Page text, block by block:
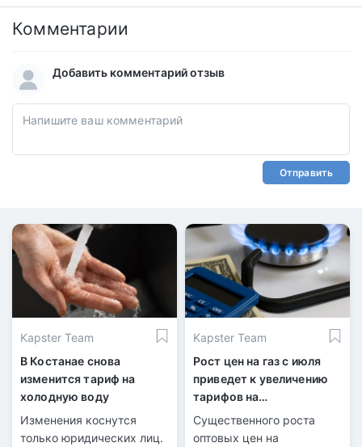
Комментарии
Добавить комментарий отзыв
Отправить
Kapster Team
В Костанае снова
изменится тариф на
холодную воду
Изменения коснутся
только юридических лиц.
Kapster Team
Рост цен на газ с июля
приведет к увеличению
тарифов на
электроэнергию
Существенного роста
оптовых цен на